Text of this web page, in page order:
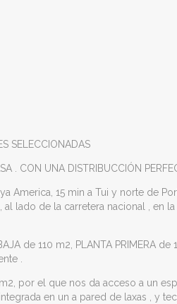
SELECCIONADAS
. CON UNA DISTRIBUCCIÓN
15 min a Tui y norte de
lado de la carretera nacional , en
de 110 m2, PLANTA PRIMERA
.
por el que nos da acceso a un
en un a pared de laxas , y